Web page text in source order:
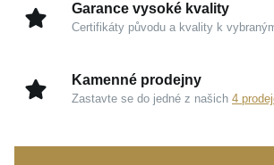
Garance vysoké kvality
Certifikáty původu a kvality k
Kamenné prodejny
Zastavte se do jedné z našich 4